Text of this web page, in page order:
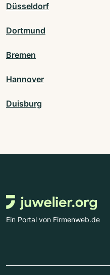
Düsseldorf
Dortmund
Bremen
Hannover
Duisburg
Ein Portal von Firmenweb.de